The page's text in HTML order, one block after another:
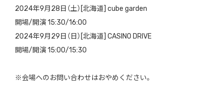
2024年9月28日（土）[北海道] cube garden
開場/開演 15:30/16:00
2024年9月29日（日）[北海道] CASINO DRIVE
開場/開演 15:00/15:30
※会場へのお問い合わせはおやめください。